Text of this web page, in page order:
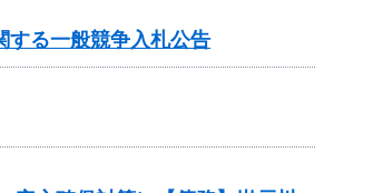
する一般競争入札公告